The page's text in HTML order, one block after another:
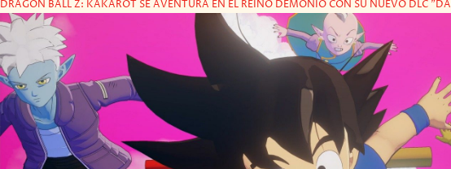
DRAGON BALL Z: KAKAROT SE AVENTURA EN EL REINO DEMONIO CON SU NUEVO DLC